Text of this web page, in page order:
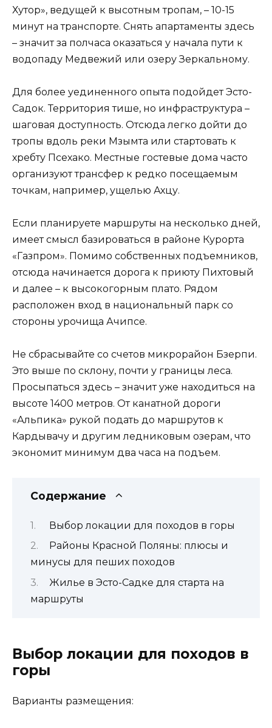
Хутор», ведущей к высотным тропам, – 10-15
минут на транспорте. Снять апартаменты здесь
– значит за полчаса оказаться у начала пути к
водопаду Медвежий или озеру Зеркальному.
Для более уединенного опыта подойдет Эсто-
Садок. Территория тише, но инфраструктура –
шаговая доступность. Отсюда легко дойти до
тропы вдоль реки Мзымта или стартовать к
хребту Псехако. Местные гостевые дома часто
организуют трансфер к редко посещаемым
точкам, например, ущелью Ахцу.
Если планируете маршруты на несколько дней,
имеет смысл базироваться в районе Курорта
«Газпром». Помимо собственных подъемников,
отсюда начинается дорога к приюту Пихтовый
и далее – к высокогорным плато. Рядом
расположен вход в национальный парк со
стороны урочища Ачипсе.
Не сбрасывайте со счетов микрорайон Бзерпи.
Это выше по склону, почти у границы леса.
Просыпаться здесь – значит уже находиться на
высоте 1400 метров. От канатной дороги
«Альпика» рукой подать до маршрутов к
Кардывачу и другим ледниковым озерам, что
экономит минимум два часа на подъем.
Содержание
Выбор локации для походов в горы
Районы Красной Поляны: плюсы и
минусы для пеших походов
Жилье в Эсто-Садке для старта на
маршруты
Выбор локации для походов в
горы
Варианты размещения: